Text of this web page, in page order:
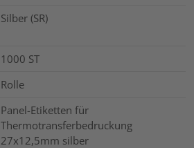
Silber (SR)
1000 ST
Rolle
Panel-Etiketten für
Thermotransferbedruckung
27x12,5mm silber